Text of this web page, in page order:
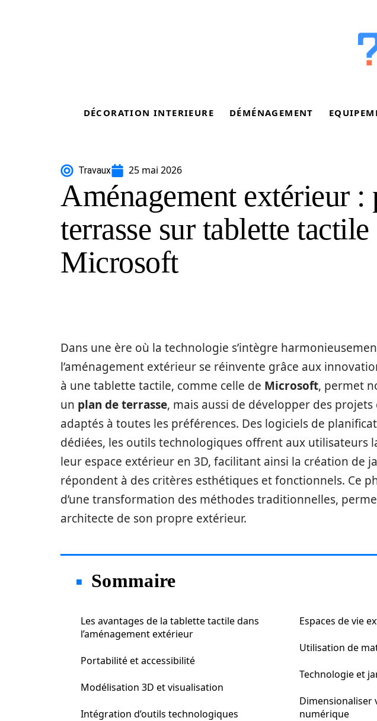
DÉCORATION INTERIEURE DÉMÉNAGEMENT
Travaux 25 mai 2026
Aménagement extérieur :
terrasse sur tablette tactile
Microsoft
Dans une ère où la technologie s’intègre
l’aménagement extérieur se réinvente grâce aux
à une tablette tactile, comme celle de Microsoft, permet
un plan de terrasse, mais aussi de développer des projets
adaptés à toutes les préférences. Des logiciels de
dédiées, les outils technologiques offrent aux utilisateurs
leur espace extérieur en 3D, facilitant ainsi la création de
répondent à des critères esthétiques et fonctionnels. Ce
d’une transformation des méthodes traditionnelles,
architecte de son propre extérieur.
Sommaire
Les avantages de la tablette tactile dans
l’aménagement extérieur
Portabilité et accessibilité
Modélisation 3D et visualisation
Intégration d’outils technologiques
Espaces de vie
Utilisation de
Technologie et
Dimensionaliser
numérique